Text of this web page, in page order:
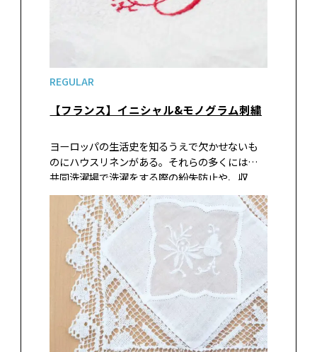
REGULAR
【フランス】イニシャル&モノグラム刺繍
ヨーロッパの生活史を知るうえで欠かせないも
のにハウスリネンがある。それらの多くには、
共同洗濯場で洗濯をする際の紛失防止や、収
納・管理のために所有者を示す印として、イニシ
ャル（頭文字）やモノグラム（組み字）が刺繍
されていた。専門の刺繍職人も存在したが、…